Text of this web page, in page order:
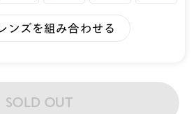
ンズを組み合わせる
SOLD OUT